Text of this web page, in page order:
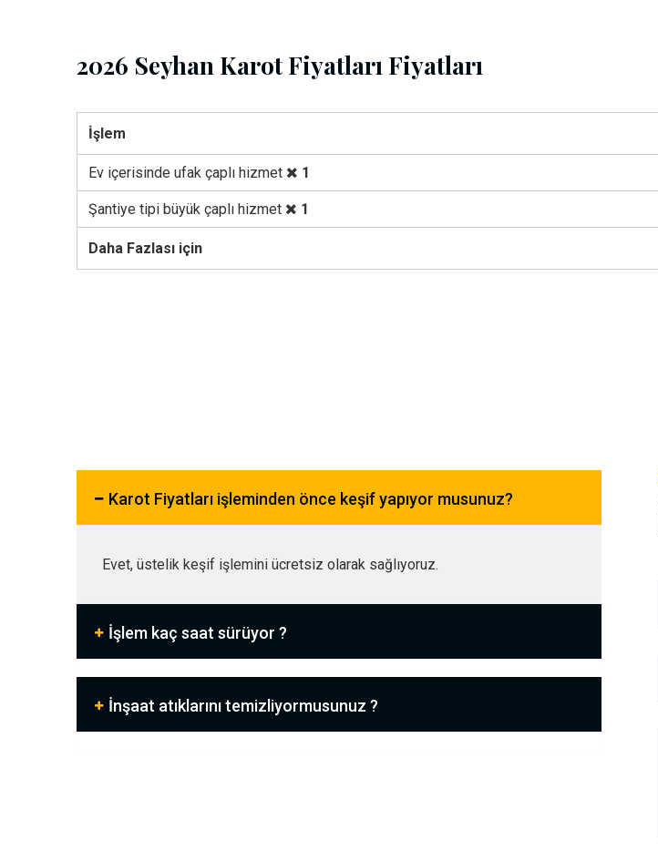
2026 Seyhan Karot Fiyatları Fiyatları
İşlem
Ev içerisinde ufak çaplı hizmet 1
Şantiye tipi büyük çaplı hizmet 1
Daha Fazlası için
Karot Fiyatları işleminden önce keşif yapıyor musunuz?
Evet, üstelik keşif işlemini ücretsiz olarak sağlıyoruz.
İşlem kaç saat sürüyor ?
İnşaat atıklarını temizliyormusunuz ?